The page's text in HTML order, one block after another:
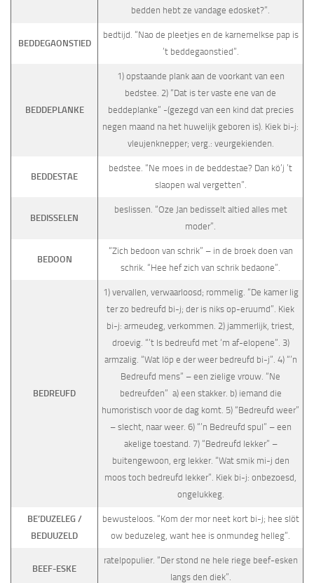
bed­den hebt ze vandage edosket?”.
BEDDEGAONSTIED
bedtijd. “Nao de pleetjes en de karnemelkse pap is
’t beddegaonstied”.
BEDDEPLANKE
1) opstaande plank aan de voorkant van een
bedstee. 2) “Dat is ter vaste ene van de
beddeplanke” -(gezegd van een kind dat precies
negen maand na het huwelijk geboren is). Kiek bi-j:
vleujenknepper; verg.: veurgekien­den.
BEDDESTAE
bedstee. “Ne moes in de beddestae? Dan kö’j ’t
slaopen wal vergetten”.
BEDISSELEN
beslissen. “Oze Jan bedisselt altied alles met
moder”.
BEDOON
“Zich bedoon van schrik” – in de broek doen van
schrik. “Hee hef zich van schrik bedaone”.
BEDREUFD
1) vervallen, verwaarloosd; rommelig. “De kamer lig
ter zo bedreufd bi-j; der is niks op-eruumd”. Kiek
bi-j: armeudeg, verkommen. 2) jammerlijk, triest,
droevig. “’t Is bedreufd met ‘m af-elopene”. 3)
armzalig. “Wat löp e der weer bedreufd bi-j”. 4) “’n
Bedreufd mens” – een zielige vrouw. “Ne
bedreufden” a) een stakker. b) iemand die
humoristisch voor de dag komt. 5) “Bedreufd weer”
– slecht, naar weer. 6) “’n Bedreufd spul” – een
akelige toestand. 7) “Bedreufd lekker” –
buitengewoon, erg lekker. “Wat smik mi-j den
moos toch bedreufd lekker”. Kiek bi-j: onbezoesd,
onge­lukkeg.
BE’DUZELEG /
BEDUUZELD
bewusteloos. “Kom der mor neet kort bi-j; hee slöt
ow beduzeleg, want hee is onmundeg helleg”.
BEEF-ESKE
ratelpopulier. “Der stond ne hele riege beef-esken
langs den diek”.